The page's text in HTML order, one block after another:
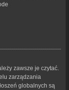
zawsze je czytać.
zarządzania
globalnych są